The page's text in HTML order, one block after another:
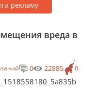
рекламу
вреда в
0
0 22885